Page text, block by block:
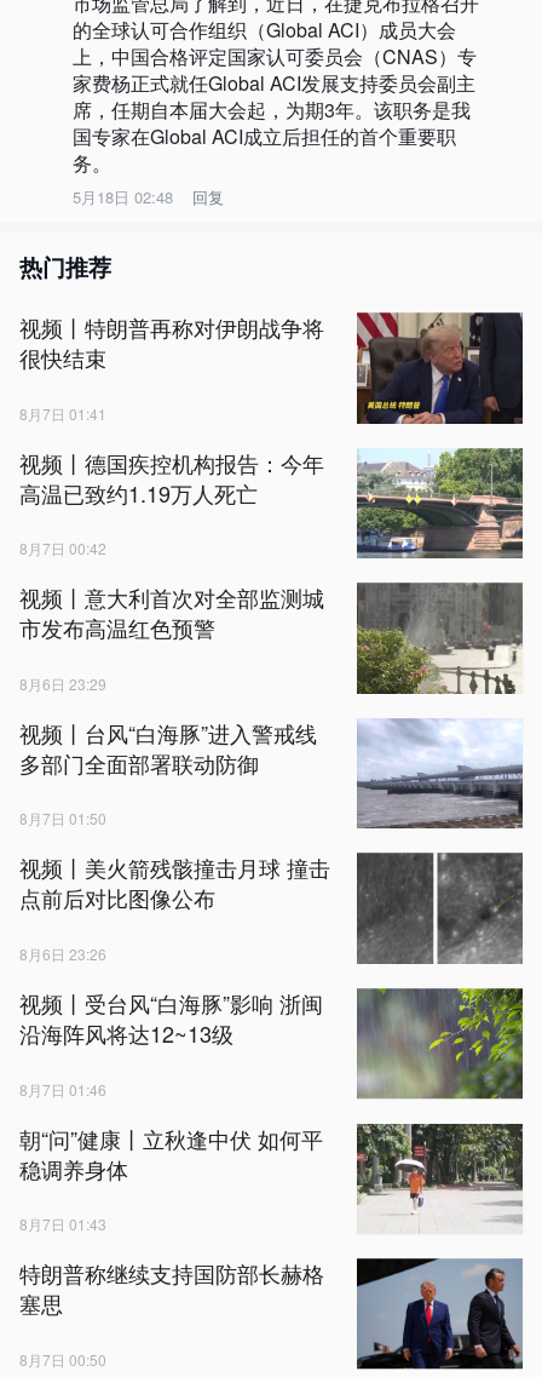
的全球认可合作组织（Global ACI）成员大会
上，中国合格评定国家认可委员会（CNAS）专
家费杨正式就任Global ACI发展支持委员会副主
席，任期自本届大会起，为期3年。该职务是我
国专家在Global ACI成立后担任的首个重要职
务。
5月18日 02:48 回复
热门推荐
视频丨特朗普再称对伊朗战争将
很快结束
8月7日 01:41
视频丨德国疾控机构报告：今年
高温已致约1.19万人死亡
8月7日 00:42
视频丨意大利首次对全部监测城
市发布高温红色预警
8月6日 23:29
视频丨台风“白海豚”进入警戒线
多部门全面部署联动防御
8月7日 01:50
视频丨美火箭残骸撞击月球 撞击
点前后对比图像公布
8月6日 23:26
视频丨受台风“白海豚”影响 浙闽
沿海阵风将达12~13级
8月7日 01:46
朝“问”健康丨立秋逢中伏 如何平
稳调养身体
8月7日 01:43
特朗普称继续支持国防部长赫格
塞思
8月7日 00:50